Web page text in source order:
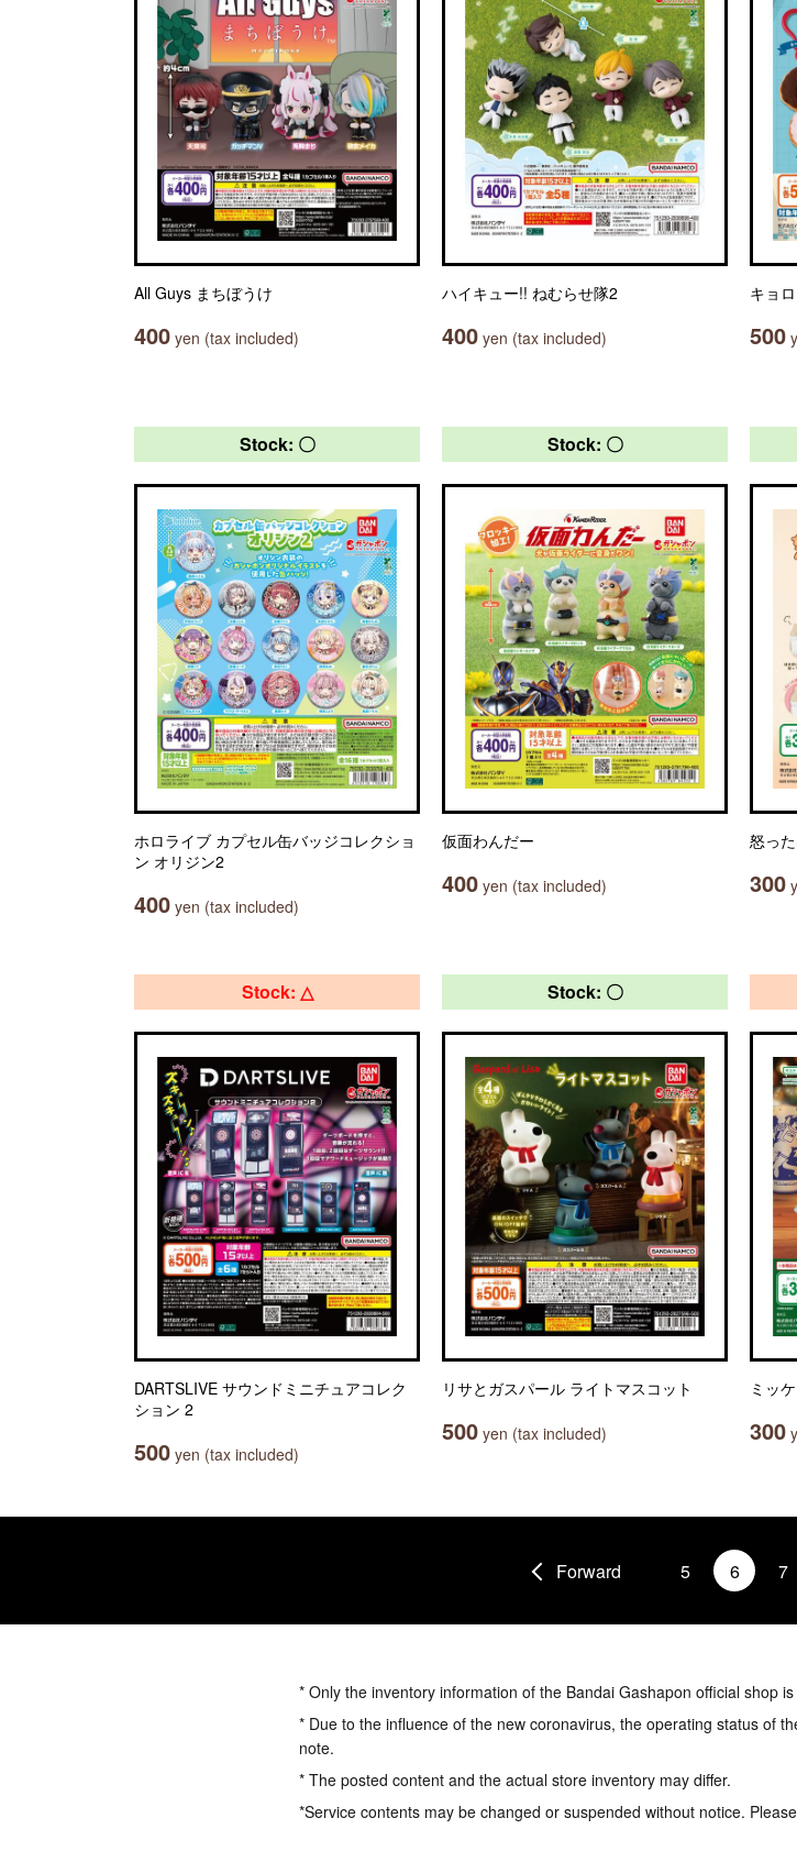
All Guys まちぼうけ
400 yen (tax included)
ハイキュー!! ねむらせ隊2
400 yen (tax included)
キョ
500
Stock: 〇
ホロライブ カプセル缶バッジコレクショ
ン オリジン2
400 yen (tax included)
Stock: 〇
仮面わんだー
400 yen (tax included)
怒っ
300
Stock: △
DARTSLIVE サウンドミニチュアコレク
ション 2
500 yen (tax included)
Stock: 〇
リサとガスパール ライトマスコット
500 yen (tax included)
ミッ
300
Forward 5 6 7
* Only the inventory information of the Bandai Gashapon official shop
* Due to the influence of the new coronavirus, the operating status of
note.
* The posted content and the actual store inventory may differ.
*Service contents may be changed or suspended without notice.